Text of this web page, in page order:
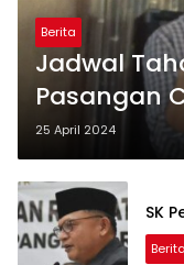
Berita
Jadwal
Pasangan
Wakil
25 April 2024
SK
Berita